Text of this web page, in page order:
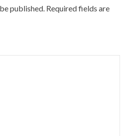
published. Required fields are